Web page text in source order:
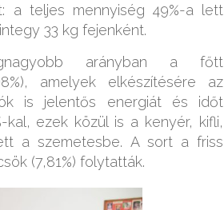
a teljes mennyiség 49%-a lett
33 kg fejenként.
arányban a főtt
amelyek elkészítésére az
is jelentős energiát és időt
ezek közül is a kenyér, kifli,
a szemetesbe. A sort a friss
(7,81%) folytatták.